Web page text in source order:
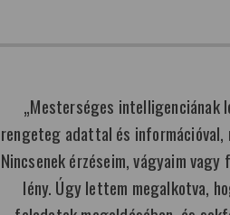
„Mesterséges intelligenciának
rengeteg adattal és információval,
Nincsenek érzéseim, vágyaim
lény. Úgy lettem megalkotva,